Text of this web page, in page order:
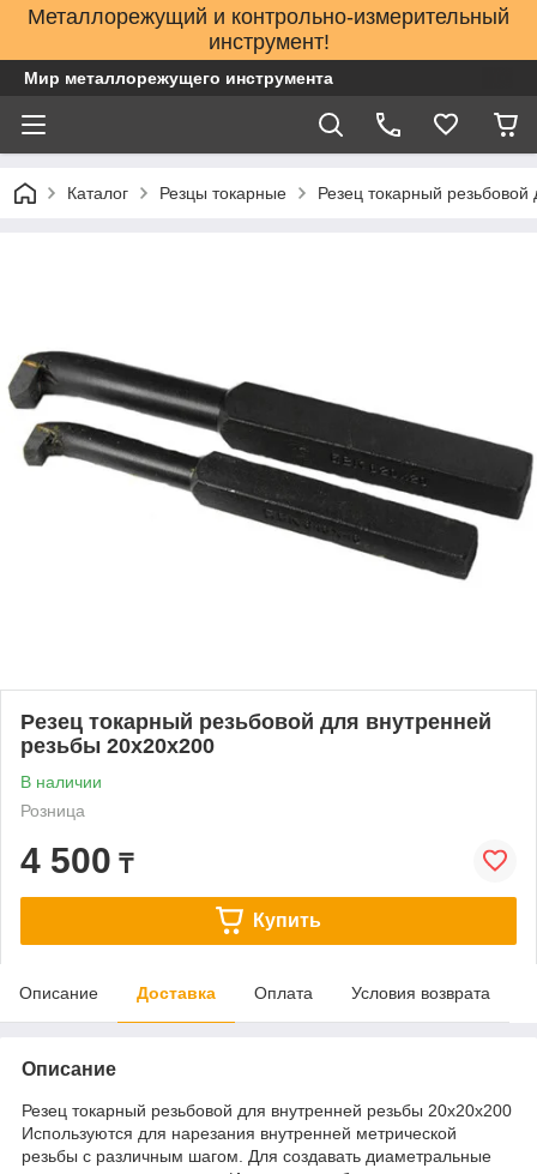
Металлорежущий и контрольно-измерительный
инструмент!
Мир металлорежущего инструмента
Каталог Резцы токарные Резец токарный
Резец токарный резьбовой для внутренней
резьбы 20х20х200
В наличии
Розница
4 500 ₸
Купить
Описание Доставка Оплата Условия возврата
Описание
Резец токарный резьбовой для внутренней резьбы 20х20х200
Используются для нарезания внутренней метрической
резьбы с различным шагом. Для создавать диаметральные